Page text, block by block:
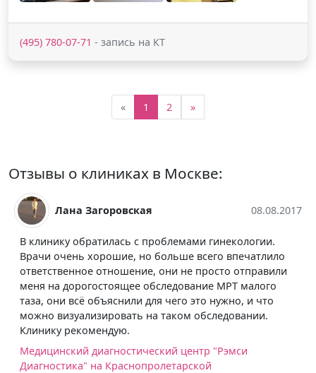
(495) 780-07-71 - запись на КТ
« 1 2 »
Отзывы о клиниках в Москве:
Лана Загоровская 08.08.2017
В клинику обратилась с проблемами гинекологии.
Врачи очень хорошие, но больше всего впечатлило
ответственное отношение, они не просто отправили
меня на дорогостоящее обследование МРТ малого
таза, они всё объяснили для чего это нужно, и что
можно визуализировать на таком обследовании.
Клинику рекомендую.
Медицинский диагностический центр "Рэмси
Диагностика" на Краснопролетарской